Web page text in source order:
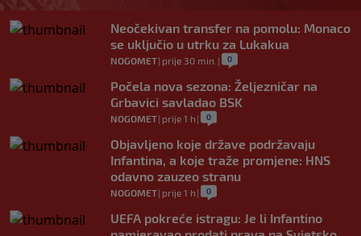
Neočekivan transfer na pomolu: Monaco
se uključio u utrku za Lukakua
NOGOMET| prije 30 min. | 0
Počela nova sezona: Željezničar na
Grbavici savladao BSK
NOGOMET| prije 1 h | 0
Objavljeno koje države podržavaju
Infantina, a koje traže promjene: HNS
odavno zauzeo stranu
NOGOMET| prije 1 h | 0
UEFA pokreće istragu: Je li Infantino